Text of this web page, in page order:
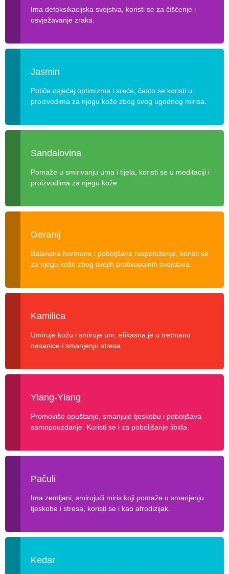
Ima detoksikacijska svojstva, koristi se za čišćenje i
osvježavanje zraka.
Jasmin
Potiče osjećaj optimizma i sreće, često se koristi u
proizvodima za njegu kože zbog svog ugodnog mirisa.
Sandalovina
Pomaže u smirivanju uma i tijela, koristi se u meditaciji i
proizvodima za njegu kože.
Geranij
Balansira hormone i poboljšava raspoloženje, koristi se
za njegu kože zbog svojih protivupalnih svojstava.
Kamilica
Umiruje kožu i smiruje um, efikasna je u tretmanu
nesanice i smanjenju stresa.
Ylang-Ylang
Promoviše opuštanje, smanjuje tjeskobu i poboljšava
samopouzdanje. Koristi se i za poboljšanje libida.
Pačuli
Ima zemljani, smirujući miris koji pomaže u smanjenju
tjeskobe i stresa, koristi se i kao afrodizijak.
Kedar